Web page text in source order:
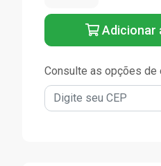
Adicionar
Consulte as opções de